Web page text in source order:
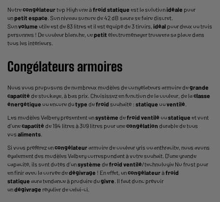
Notrecongélateurtop High one àfroid statique est la solutionidéale pour
unpetit espace. Son niveau sonore de 42 dB saura se faire discret.
Sonvolume utile est de 83 litres et il est équipé de 3 tiroirs, idéal pour deux ou trois
personnes ! De couleur blanche, cepetit électroménager trouvera sa place dans
tous les intérieurs.
Congélateurs armoires
Nous vous proposons de nombreux modèles de congélateurs armoire degrande
capacité de stockage, à bas prix. Choisissez en fonction de la couleur, de laclasse
énergétique ou encore dutype defroid souhaité : statique ouventilé.
Les modèles Valberg présentent unsystème defroid ventilé oustatique et vont
d’unecapacité de 194 litres à 309 litres pour unecongélation durable de tous
vos aliments.
Si vous préférez uncongélateurarmoire de couleur gris ou anthracite, nous avons
également des modèles Valberg correspondant à votre souhait. D’une grande
capacité, ils sont dotés d’unsystème defroid ventilé/technologie No frost pour
en finir avec la corvée dedégivrage ! En effet, uncongélateuràfroid
statique aura tendance à produire dugivre. Il faut donc prévoir
undégivrage régulier de celui-ci.